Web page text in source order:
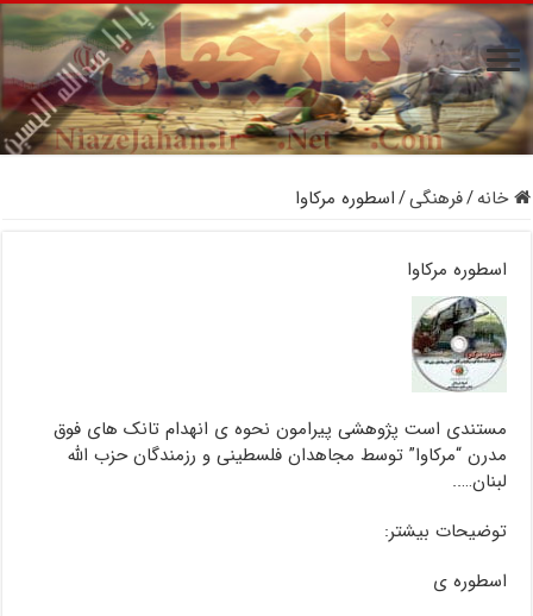
خانه/فرهنگی/اسطوره مرکاوا
اسطوره مرکاوا
مستندی است پژوهشی پیرامون نحوه ی انهدام تانک های فوق
مدرن “مرکاوا” توسط مجاهدان فلسطینی و رزمندگان حزب الله
لبنان…..
توضیحات بیشتر:
اسطوره ی